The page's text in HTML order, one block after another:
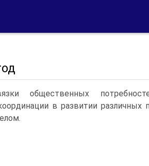
общественных
в развитии различных